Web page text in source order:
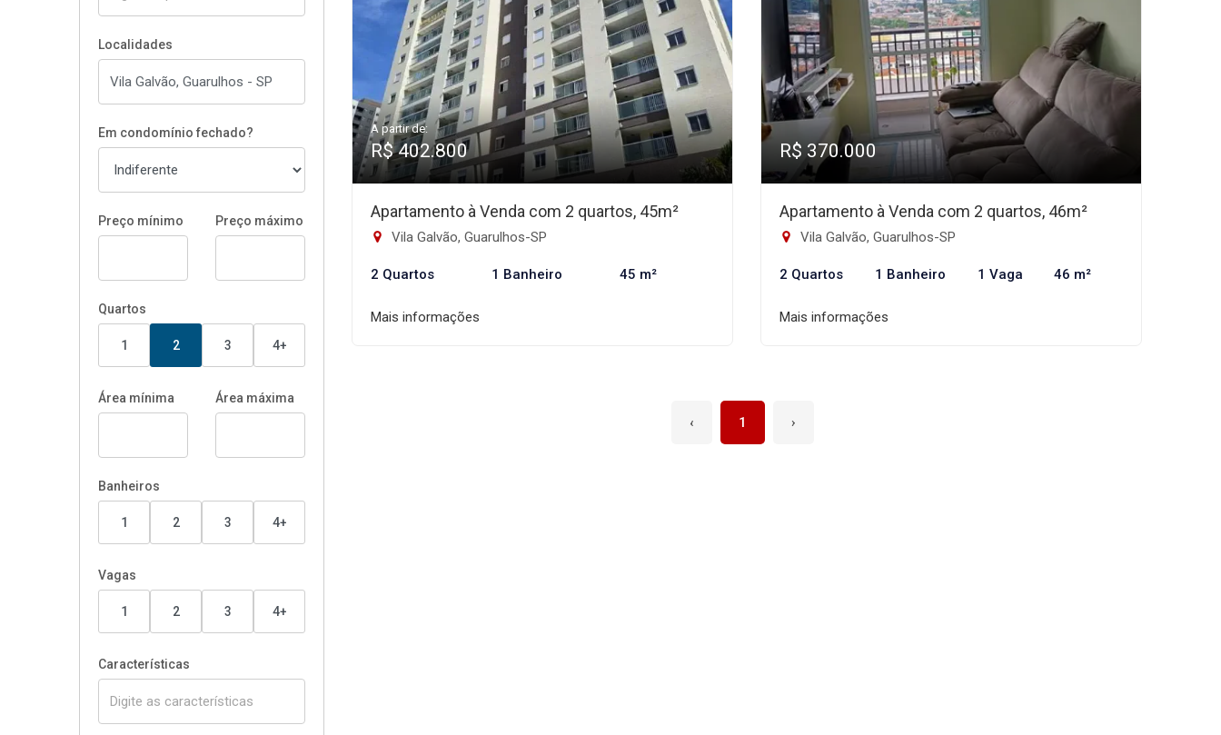
Localidades
Em condomínio fechado?
Preço mínimo Preço máximo
Quartos
1 2 3 4+
Área mínima Área máxima
Banheiros
1 2 3 4+
Vagas
1 2 3 4+
Características
A partir de:
R$ 402.800
Apartamento à Venda com 2 quartos, 45m²
Vila Galvão, Guarulhos-SP
2 Quartos 1 Banheiro 45 m²
Mais informações
R$ 370.000
Apartamento à Venda com 2 quartos, 46m²
Vila Galvão, Guarulhos-SP
2 Quartos 1 Banheiro 1 Vaga 46 m²
Mais informações
‹ 1 ›